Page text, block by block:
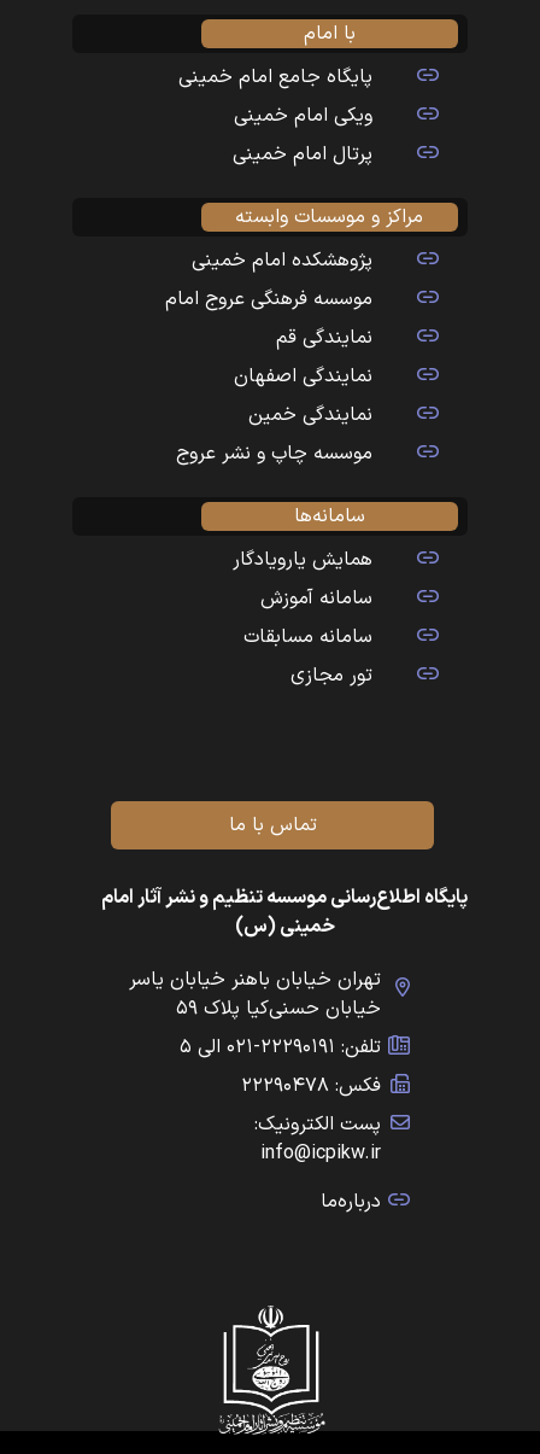
با امام
پایگاه جامع امام خمینی
ویکی امام خمینی
پرتال امام خمینی
مراکز و موسسات وابسته
پژوهشکده امام خمینی
موسسه فرهنگی عروج امام
نمایندگی قم
نمایندگی اصفهان
نمایندگی خمین
موسسه چاپ و نشر عروج
سامانه‌ها
همایش یارویادگار
سامانه آموزش
سامانه مسابقات
تور مجازی
تماس با ما
پایگاه اطلاع‌رسانی موسسه تنظیم و نشر آثار امام
خمینی (س)
تهران خیابان باهنر خیابان یاسر
خیابان حسنی‌کیا پلاک ۵۹
تلفن: ۲۲۲۹۰۱۹۱-۰۲۱ الی ۵
فکس: ۲۲۲۹۰۴۷۸
پست الکترونیک:
info@icpikw.ir
درباره‌ما